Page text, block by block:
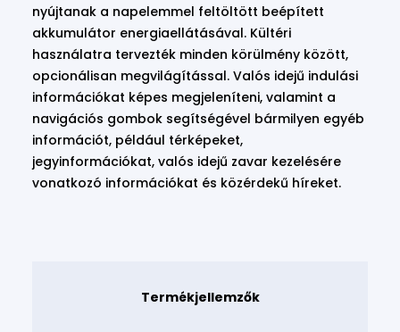
nyújtanak a napelemmel feltöltött beépített
akkumulátor energiaellátásával. Kültéri
használatra tervezték minden körülmény között,
opcionálisan megvilágítással. Valós idejű indulási
információkat képes megjeleníteni, valamint a
navigációs gombok segítségével bármilyen egyéb
információt, például térképeket,
jegyinformációkat, valós idejű zavar kezelésére
vonatkozó információkat és közérdekű híreket.
Termékjellemzők